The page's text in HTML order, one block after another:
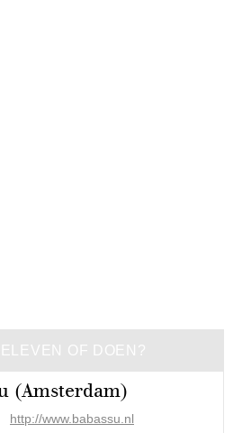
OF DOEN?
(Amsterdam)
http://www.babassu.nl